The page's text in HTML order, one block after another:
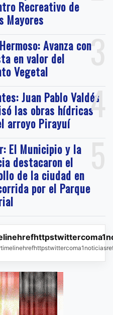
Recreativo de
Mayores
3
Avanza con
en valor del
Vegetal
4
Juan Pablo Valdés
las obras hídricas
arroyo Pirayuí
5
El Municipio y la
destacaron el
de la ciudad en
por el Parque